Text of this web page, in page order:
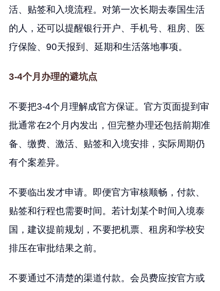
活、贴签和入境流程。对第一次长期去泰国生活
的人，还可以提醒银行开户、手机号、租房、医
疗保险、90天报到、延期和生活落地事项。
3-4个月办理的避坑点
不要把3-4个月理解成官方保证。官方页面提到审
批通常在2个月内发出，但完整办理还包括前期准
备、缴费、激活、贴签和入境安排，实际周期仍
有个案差异。
不要临出发才申请。即便官方审核顺畅，付款、
贴签和行程也需要时间。若计划某个时间入境泰
国，建议提前规划，不要把机票、租房和学校安
排压在审批结果之前。
不要通过不清楚的渠道付款。会员费应按官方或